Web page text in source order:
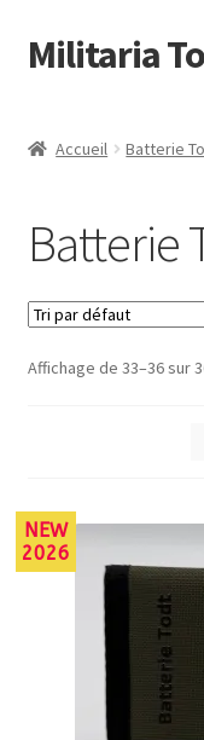
Aller
à
navigation
Aller
au
Militaria
Livraison & retour
Accueil Batterie
Batterie
Affichage de 33–36 sur
NEW
2026